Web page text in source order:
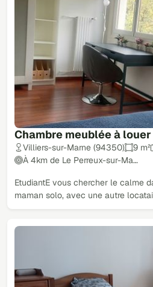
Chambre meublée à louer
Villiers-sur-Marne (94350) 9 m²
À 4km de Le Perreux-sur-Ma…
EtudiantE vous chercher le calme
maman solo, avec une autre